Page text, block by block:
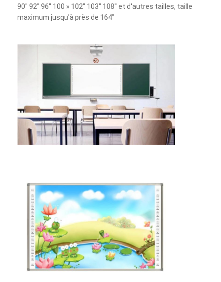
90" 92" 96" 100 » 102" 103" 108" et d'autres tailles, taille
maximum jusqu'à près de 164"